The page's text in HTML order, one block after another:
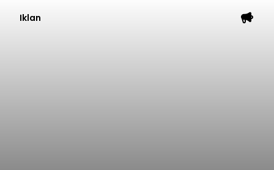
Iklan